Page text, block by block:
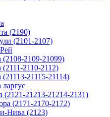
(2190)
(2101-2107)
2109-21099)
2110-2112)
21115-21114)
21213-21214-2131)
(2171-2170-2172)
Нива (2123)